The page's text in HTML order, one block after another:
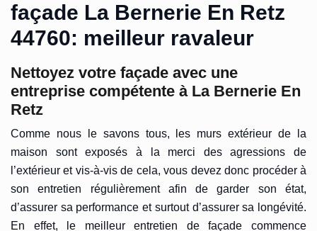
façade La Bernerie En Retz
44760: meilleur ravaleur
Nettoyez votre façade avec une
entreprise compétente à La Bernerie En
Retz
Comme nous le savons tous, les murs extérieur de la
maison sont exposés à la merci des agressions de
l’extérieur et vis-à-vis de cela, vous devez donc procéder à
son entretien régulièrement afin de garder son état,
d’assurer sa performance et surtout d’assurer sa longévité.
En effet, le meilleur entretien de façade commence